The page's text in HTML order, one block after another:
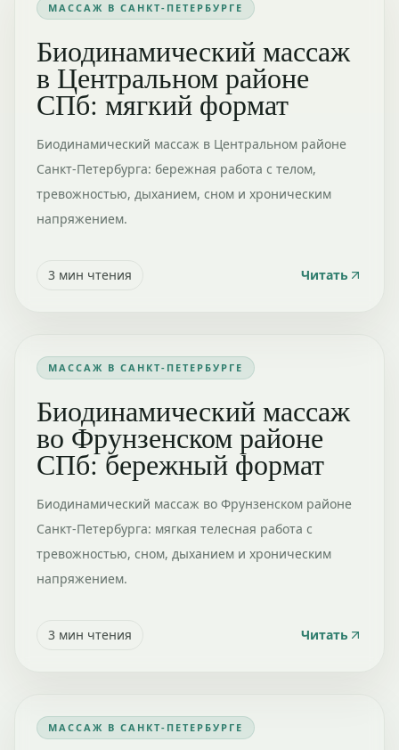
МАССАЖ В САНКТ-ПЕТЕРБУРГЕ
Биодинамический массаж
в Центральном районе
СПб: мягкий формат
Биодинамический массаж в Центральном районе
Санкт-Петербурга: бережная работа с телом,
тревожностью, дыханием, сном и хроническим
напряжением.
3 мин чтения Читать
МАССАЖ В САНКТ-ПЕТЕРБУРГЕ
Биодинамический массаж
во Фрунзенском районе
СПб: бережный формат
Биодинамический массаж во Фрунзенском районе
Санкт-Петербурга: мягкая телесная работа с
тревожностью, сном, дыханием и хроническим
напряжением.
3 мин чтения Читать
МАССАЖ В САНКТ-ПЕТЕРБУРГЕ